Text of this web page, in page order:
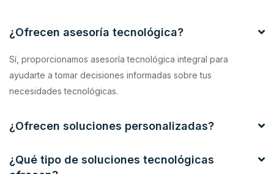
¿Ofrecen asesoría tecnológica?
Sí, proporcionamos asesoría tecnológica integral para
ayudarte a tomar decisiones informadas sobre tus
necesidades tecnológicas.
¿Ofrecen soluciones personalizadas?
¿Qué tipo de soluciones tecnológicas